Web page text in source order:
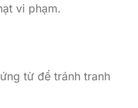
vi phạm.
từ để tránh tranh